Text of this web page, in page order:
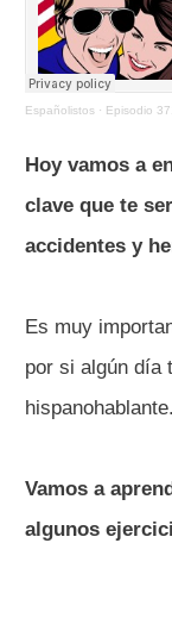
Españolistos · Episodio
Hoy vamos a
clave que te
accidentes y
Es muy
por si algún día
hispanohablante.
Vamos a
algunos